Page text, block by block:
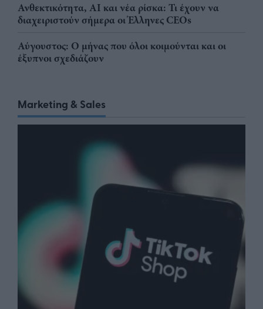
Ανθεκτικότητα, AI και νέα ρίσκα: Τι έχουν να
διαχειριστούν σήμερα οι Έλληνες CEOs
Αύγουστος: Ο μήνας που όλοι κοιμούνται και οι
έξυπνοι σχεδιάζουν
Marketing & Sales